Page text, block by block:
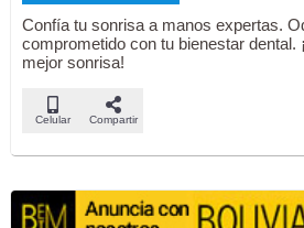
Confía tu sonrisa a manos expertas.
comprometido con tu bienestar dental.
mejor sonrisa!
Celular Compartir